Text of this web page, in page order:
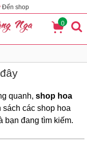
Đến shop
0
quanh, shop hoa
các shop hoa
bạn đang tìm kiếm.